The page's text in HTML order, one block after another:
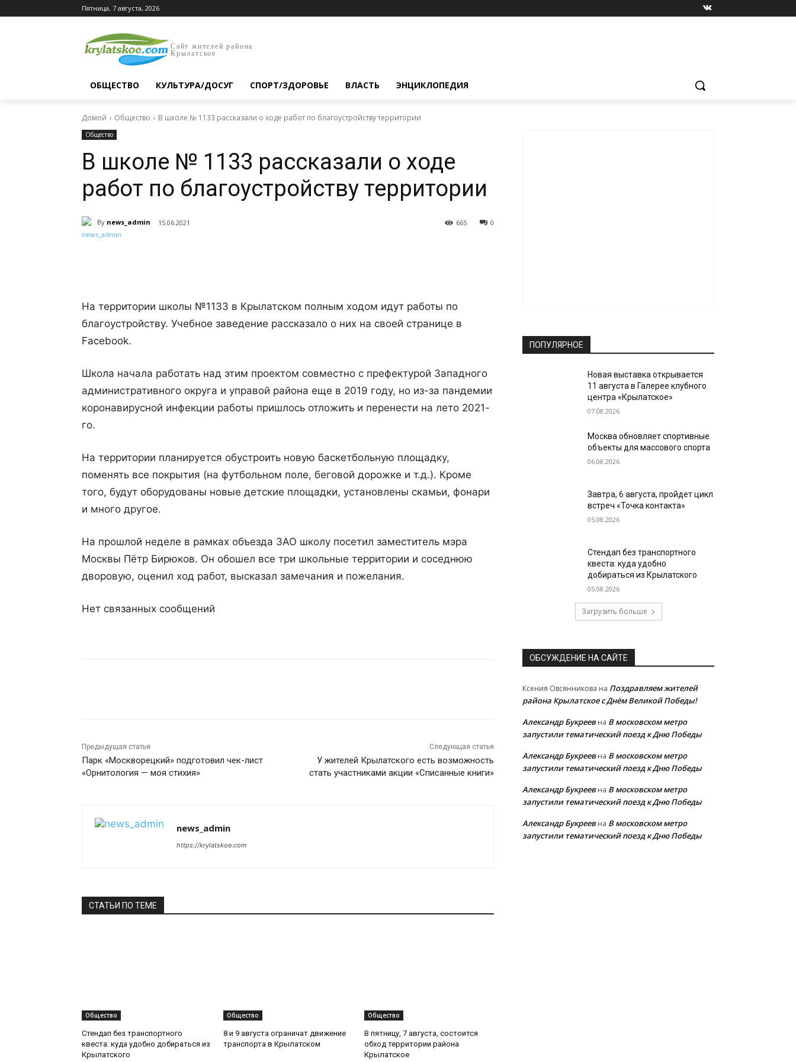
Пятница, 7 августа, 2026
Сайт жителей района
Крылатское
ОБЩЕСТВО КУЛЬТУРА/ДОСУГ СПОРТ/ЗДОРОВЬЕ ВЛАСТЬ ЭНЦИКЛОПЕДИЯ
Домой Общество В школе № 1133 рассказали о ходе работ по благоустройству территории
Общество
В школе № 1133 рассказали о ходе
работ по благоустройству территории
By news_admin 15.06.2021 0
665
На территории школы №1133 в Крылатском полным ходом идут работы по
благоустройству. Учебное заведение рассказало о них на своей странице в
Facebook.
Школа начала работать над этим проектом совместно с префектурой Западного
административного округа и управой района еще в 2019 году, но из-за пандемии
коронавирусной инфекции работы пришлось отложить и перенести на лето 2021-
го.
На территории планируется обустроить новую баскетбольную площадку,
поменять все покрытия (на футбольном поле, беговой дорожке и т.д.). Кроме
того, будут оборудованы новые детские площадки, установлены скамьи, фонари
и много другое.
На прошлой неделе в рамках объезда ЗАО школу посетил заместитель мэра
Москвы Пётр Бирюков. Он обошел все три школьные территории и соседнюю
дворовую, оценил ход работ, высказал замечания и пожелания.
Нет связанных сообщений
Предыдущая статья
Парк «Москворецкий» подготовил чек-лист
«Орнитология — моя стихия»
Следующая статья
У жителей Крылатского есть возможность
стать участниками акции «Списанные книги»
news_admin
https://krylatskoe.com
СТАТЬИ ПО ТЕМЕ
Общество
Стендап без транспортного
квеста: куда удобно добираться из
Крылатского
Общество
8 и 9 августа ограничат движение
транспорта в Крылатском
Общество
В пятницу, 7 августа, состоится
обход территории района
Крылатское
ПОПУЛЯРНОЕ
Новая выставка открывается
11 августа в Галерее клубного
центра «Крылатское»
07.08.2026
Москва обновляет спортивные
объекты для массового спорта
06.08.2026
Завтра, 6 августа, пройдет цикл
встреч «Точка контакта»
05.08.2026
Стендап без транспортного
квеста: куда удобно
добираться из Крылатского
05.08.2026
Загрузить больше
ОБСУЖДЕНИЕ НА САЙТЕ
Ксения Овсянникова на Поздравляем жителей
района Крылатское с Днём Великой Победы!
Александр Букреевна В московском метро
запустили тематический поезд к Дню Победы
Александр Букреевна В московском метро
запустили тематический поезд к Дню Победы
Александр Букреевна В московском метро
запустили тематический поезд к Дню Победы
Александр Букреевна В московском метро
запустили тематический поезд к Дню Победы